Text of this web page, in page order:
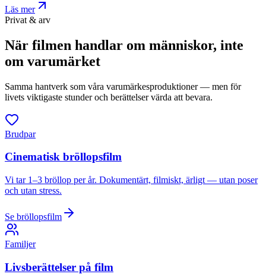
Läs mer
Privat & arv
När filmen handlar om människor, inte
om varumärket
Samma hantverk som våra varumärkesproduktioner — men för
livets viktigaste stunder och berättelser värda att bevara.
Brudpar
Cinematisk bröllopsfilm
Vi tar 1–3 bröllop per år. Dokumentärt, filmiskt, ärligt — utan poser
och utan stress.
Se bröllopsfilm
Familjer
Livsberättelser på film